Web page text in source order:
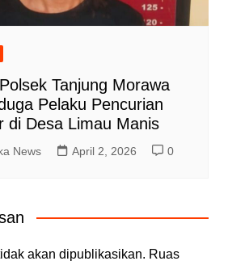
Tanjung Morawa
Pelaku Pencurian
di Desa Limau Manis
News April 2, 2026 0
akan dipublikasikan. Ruas